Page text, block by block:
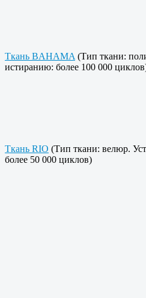
Ткань BAHAMA (Тип ткани:
истиранию: более 100 000
Ткань RIO (Тип ткани: велюр.
более 50 000 циклов)